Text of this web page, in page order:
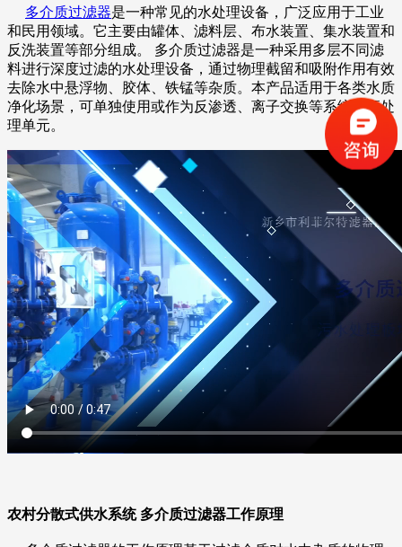
多介质过滤器是一种常见的水处理设备，广泛应用于工业
和民用领域。它主要由罐体、滤料层、布水装置、集水装置和
反洗装置等部分组成。
多介质过滤器是一种采用多层不同滤
料进行深度过滤的水处理设备，通过物理截留和吸附作用有效
去除水中悬浮物、胶体、铁锰等杂质。本产品适用于各类水质
净化场景，可单独使用或作为反渗透、离子交换等系统的预处
理单元。
农村分散式供水系统 多介质过滤器工作原理